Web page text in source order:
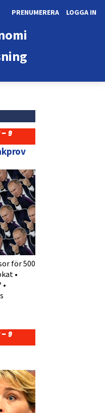
LOGGA IN
PRENUMERERA
– 9
för 500
•
– 9